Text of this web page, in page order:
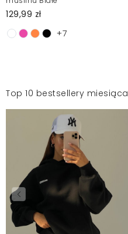
129,99 zł
+7
Top 10 bestsellery miesiąca